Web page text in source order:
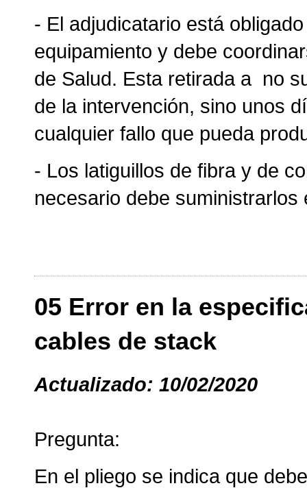
- El adjudicatario está
equipamiento y debe
de Salud. Esta retirada a no
de la intervención, sino unos
cualquier fallo que pueda
- Los latiguillos de fibra y de
necesario debe suministrarlos
05 Error en la
cables de stack
Actualizado: 10/02/2020
Pregunta:
En el pliego se indica que